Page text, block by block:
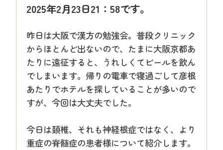
2025年2月23日21：58です。
昨日は大阪で漢方の勉強会。普段クリニック
からほとんど出ないので、たまに大阪京都あ
たりに遠征すると、うれしくてビールを飲ん
でしまいます。帰りの電車で寝過ごして彦根
あたりでホテルを探していることが多いので
すが、今回は大丈夫でした。
今日は頚椎、それも神経根症ではなく、より
重症の脊髄症の患者様について紹介します。